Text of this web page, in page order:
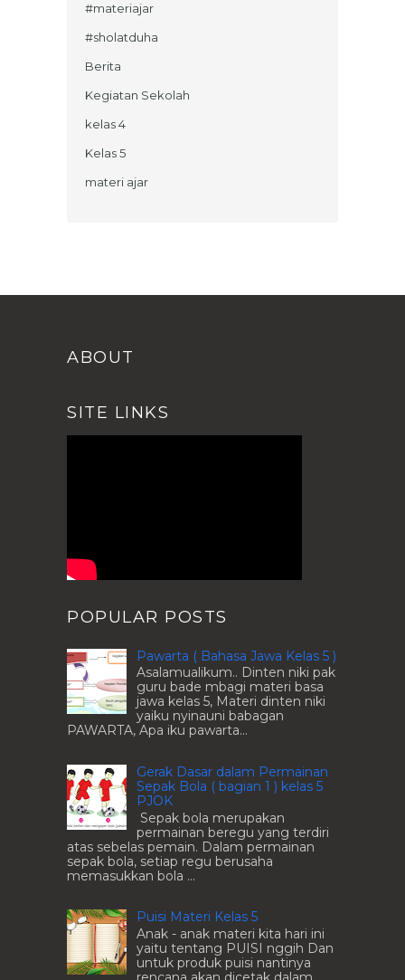
#materiajar
#sholatduha
Berita
Kegiatan Sekolah
kelas 4
Kelas 5
materi ajar
ABOUT
SITE LINKS
POPULAR POSTS
Pawarta ( Bahasa Jawa Kelas 5 )
Asalamualikum.. Dinten niki pak
guru bade mbagi materi basa
jawa kelas 5, Materi dinten niki
yaiku nyinauni babagan
PAWARTA, Apa iku pawarta...
Gerak Dasar dalam Permainan
Sepak Bola ( bagian 1 ) kelas 5
PJOK
Sepak bola merupakan
permainan beregu yang terdiri
atas sebelas pemain. Dalam permainan
sepak bola, setiap regu berusaha
memasukkan bola ...
Puisi Materi Kelas 5
Anak - anak materi kita hari ini
yaitu tentang PUISI nggih Dan
untuk produk puisi nantinya